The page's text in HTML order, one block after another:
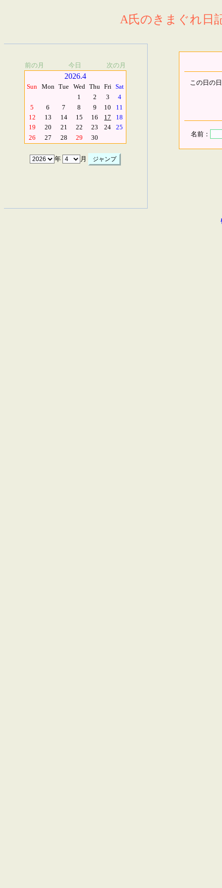
A氏のきまぐれ日
前の月 今日 次の月
2026.4
Sun Mon Tue Wed Thu Fri Sat
1
2 3
4
5
6 7 8 9 10
11
12
13 14 15 16 17
18
19
20 21 22 23 24
25
26
27 28 29 30
年 月
この日の
名前：